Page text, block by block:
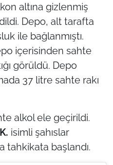
altına gizlenmiş
Depo, alt tarafta
ile bağlanmıştı.
içerisinden sahte
görüldü. Depo
37 litre sahte rakı
alkol ele geçirildi.
isimli şahıslar
tahkikata başlandı.